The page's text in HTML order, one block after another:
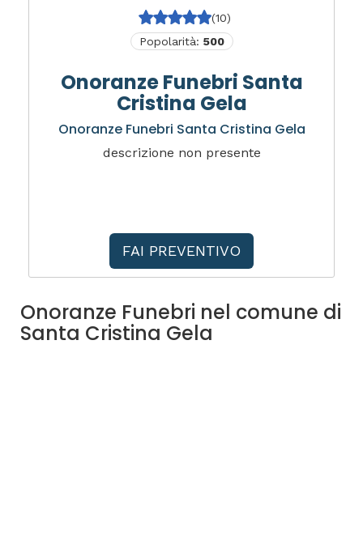
(10)
Popolarità: 500
Onoranze Funebri Santa
Cristina Gela
Onoranze Funebri Santa Cristina Gela
descrizione non presente
FAI PREVENTIVO
Onoranze Funebri nel comune di
Santa Cristina Gela